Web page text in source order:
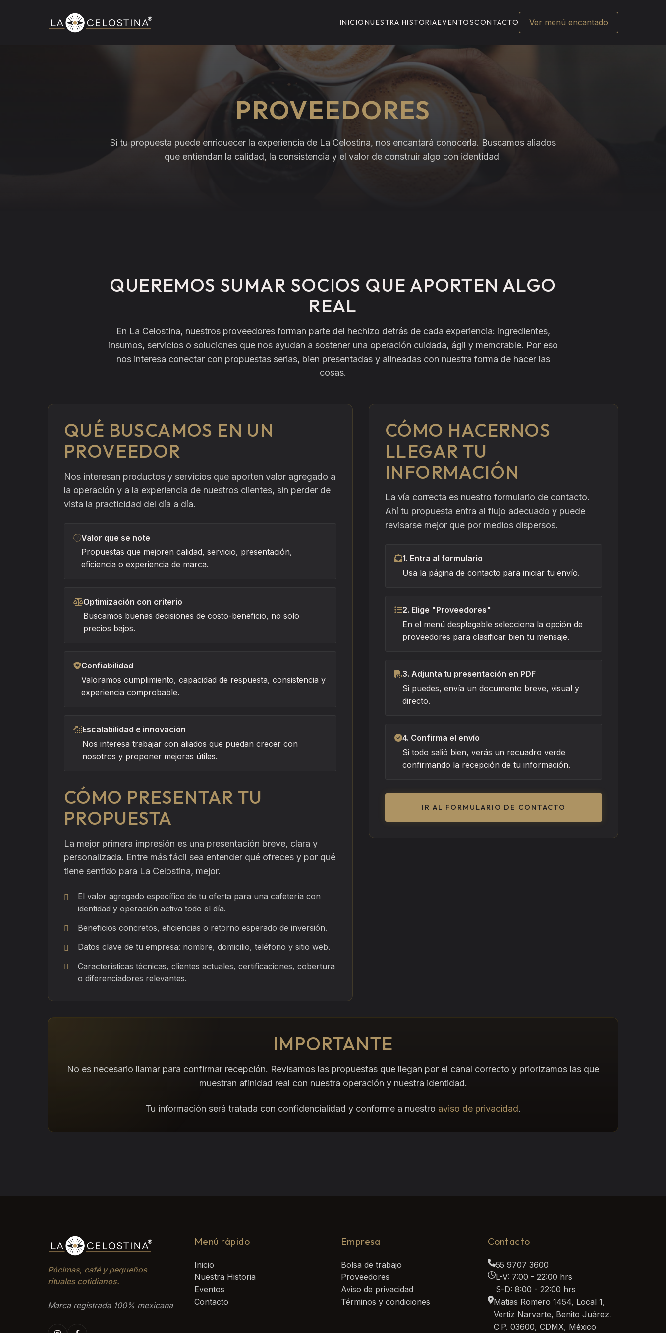
INICIONUESTRA HISTORIAEVENTOSCONTACTO Ver menú encantado
PROVEEDORES
Si tu propuesta puede enriquecer la experiencia de La Celostina, nos encantará conocerla. Buscamos aliados
que entiendan la calidad, la consistencia y el valor de construir algo con identidad.
QUEREMOS SUMAR SOCIOS QUE APORTEN ALGO
REAL
En La Celostina, nuestros proveedores forman parte del hechizo detrás de cada experiencia: ingredientes,
insumos, servicios o soluciones que nos ayudan a sostener una operación cuidada, ágil y memorable. Por eso
nos interesa conectar con propuestas serias, bien presentadas y alineadas con nuestra forma de hacer las
cosas.
QUÉ BUSCAMOS EN UN
PROVEEDOR
Nos interesan productos y servicios que aporten valor agregado a
la operación y a la experiencia de nuestros clientes, sin perder de
vista la practicidad del día a día.
Valor que se note
Propuestas que mejoren calidad, servicio, presentación,
eficiencia o experiencia de marca.
Optimización con criterio
Buscamos buenas decisiones de costo-beneficio, no solo
precios bajos.
Confiabilidad
Valoramos cumplimiento, capacidad de respuesta, consistencia y
experiencia comprobable.
Escalabilidad e innovación
Nos interesa trabajar con aliados que puedan crecer con
nosotros y proponer mejoras útiles.
CÓMO PRESENTAR TU
PROPUESTA
La mejor primera impresión es una presentación breve, clara y
personalizada. Entre más fácil sea entender qué ofreces y por qué
tiene sentido para La Celostina, mejor.
El valor agregado específico de tu oferta para una cafetería con
identidad y operación activa todo el día.
Beneficios concretos, eficiencias o retorno esperado de inversión.
Datos clave de tu empresa: nombre, domicilio, teléfono y sitio web.
Características técnicas, clientes actuales, certificaciones, cobertura
o diferenciadores relevantes.
CÓMO HACERNOS
LLEGAR TU
INFORMACIÓN
La vía correcta es nuestro formulario de contacto.
Ahí tu propuesta entra al flujo adecuado y puede
revisarse mejor que por medios dispersos.
1. Entra al formulario
Usa la página de contacto para iniciar tu envío.
2. Elige "Proveedores"
En el menú desplegable selecciona la opción de
proveedores para clasificar bien tu mensaje.
3. Adjunta tu presentación en PDF
Si puedes, envía un documento breve, visual y
directo.
4. Confirma el envío
Si todo salió bien, verás un recuadro verde
confirmando la recepción de tu información.
IR AL FORMULARIO DE CONTACTO
IMPORTANTE
No es necesario llamar para confirmar recepción. Revisamos las propuestas que llegan por el canal correcto y priorizamos las que
muestran afinidad real con nuestra operación y nuestra identidad.
Tu información será tratada con confidencialidad y conforme a nuestro aviso de privacidad.
Pócimas, café y pequeños
rituales cotidianos.
Marca registrada 100% mexicana
Menú rápido
Inicio
Nuestra Historia
Eventos
Contacto
Empresa
Bolsa de trabajo
Proveedores
Aviso de privacidad
Términos y condiciones
Contacto
55 9707 3600
L-V: 7:00 - 22:00 hrs
S-D: 8:00 - 22:00 hrs
Matias Romero 1454, Local 1,
Vertiz Narvarte, Benito Juárez,
C.P. 03600, CDMX, México